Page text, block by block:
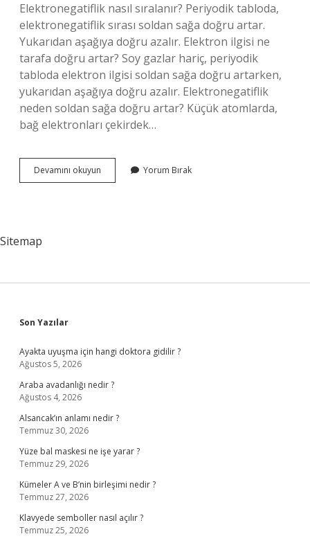
Elektronegatiflik nasıl sıralanır? Periyodik tabloda,
elektronegatiflik sırası soldan sağa doğru artar.
Yukarıdan aşağıya doğru azalır. Elektron ilgisi ne
tarafa doğru artar? Soy gazlar hariç, periyodik
tabloda elektron ilgisi soldan sağa doğru artarken,
yukarıdan aşağıya doğru azalır. Elektronegatiflik
neden soldan sağa doğru artar? Küçük atomlarda,
bağ elektronları çekirdek…
Devamını okuyun Elektronegatiflik
Ne
Yorum Bırak
Sitemap
Sidebar
Son Yazılar
Ayakta uyuşma için hangi doktora gidilir ?
Ağustos 5, 2026
Araba avadanlığı nedir ?
Ağustos 4, 2026
Alsancak’ın anlamı nedir ?
Temmuz 30, 2026
Yüze bal maskesi ne işe yarar ?
Temmuz 29, 2026
Kümeler A ve B’nin birleşimi nedir ?
Temmuz 27, 2026
Klavyede semboller nasıl açılır ?
Temmuz 25, 2026